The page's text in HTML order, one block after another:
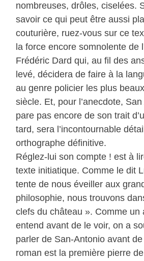
nombreuses, drôles, ciselées.
savoir ce qui peut être aussi
couturière, ruez-vous sur ce
la force encore somnolente de
Frédéric Dard qui, au fil des
levé, décidera de faire à la
au genre policier les plus
siècle. Et, pour l’anecdote,
pare pas encore de son trait
tard, sera l’incontournable
orthographe définitive.
Réglez-lui son compte ! est à
texte initiatique. Comme le dit
tente de nous éveiller aux
philosophie, nous trouvons
clefs du château ». Comme un
entend avant de le voir, on a
parler de San-Antonio avant
roman est la première pierre de